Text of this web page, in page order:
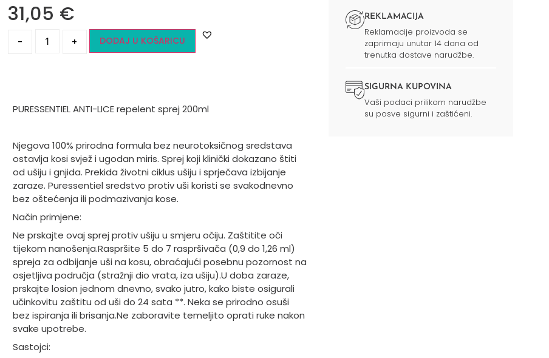
31,05 €
- + DODAJ U KOŠARICU
PURESSENTIEL ANTI-LICE repelent sprej 200ml
Njegova 100% prirodna formula bez neurotoksičnog sredstava
ostavlja kosi svjež i ugodan miris. Sprej koji klinički dokazano štiti
od ušiju i gnjida. Prekida životni ciklus ušiju i sprječava izbijanje
zaraze. Puressentiel sredstvo protiv uši koristi se svakodnevno
bez oštećenja ili podmazivanja kose.
Način primjene:
Ne prskajte ovaj sprej protiv ušiju u smjeru očiju. Zaštitite oči
tijekom nanošenja.Raspršite 5 do 7 raspršivača (0,9 do 1,26 ml)
spreja za odbijanje uši na kosu, obraćajući posebnu pozornost na
osjetljiva područja (stražnji dio vrata, iza ušiju).U doba zaraze,
prskajte losion jednom dnevno, svako jutro, kako biste osigurali
učinkovitu zaštitu od uši do 24 sata **. Neka se prirodno osuši
bez ispiranja ili brisanja.Ne zaboravite temeljito oprati ruke nakon
svake upotrebe.
Sastojci:
REKLAMACIJA
Reklamacije proizvoda se
zaprimaju unutar 14 dana od
trenutka dostave narudžbe.
SIGURNA KUPOVINA
Vaši podaci prilikom narudžbe
su posve sigurni i zaštićeni.